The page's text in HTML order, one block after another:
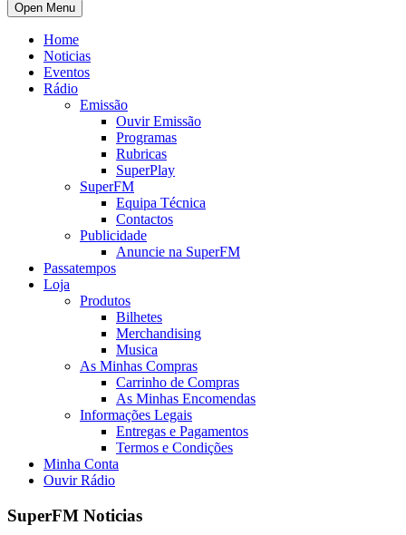
Open Menu
Home
Noticias
Eventos
Rádio
Emissão
Ouvir Emissão
Programas
Rubricas
SuperPlay
SuperFM
Equipa Técnica
Contactos
Publicidade
Anuncie na SuperFM
Passatempos
Loja
Produtos
Bilhetes
Merchandising
Musica
As Minhas Compras
Carrinho de Compras
As Minhas Encomendas
Informações Legais
Entregas e Pagamentos
Termos e Condições
Minha Conta
Ouvir Rádio
SuperFM Noticias